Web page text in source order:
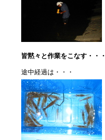
皆黙々と作業をこなす・・・
途中経過は・・・